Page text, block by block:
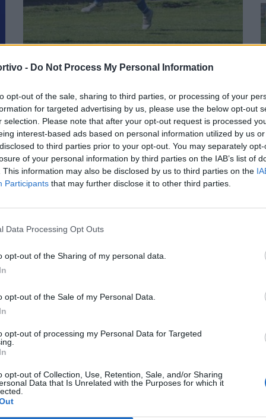
- Do Not Process My Personal Information
opt-out of the sale, sharing to third parties, or processing of your
for targeted advertising by us, please use the below opt-out
selection. Please note that after your opt-out request is processed
interest-based ads based on personal information utilized by us
to third parties prior to your opt-out. You may separately
of your personal information by third parties on the IAB’s list of
This information may also be disclosed by us to third parties on the
Participants that may further disclose it to other third parties.
Data Processing Opt Outs
opt-out of the Sharing of my personal data.
opt-out of the Sale of my Personal Data.
opt-out of processing my Personal Data for Targeted
opt-out of Collection, Use, Retention, Sale, and/or Sharing
Data that Is Unrelated with the Purposes for which it
Il Tavolara si rinforza dall'Eccellenza: preso
Malesa dopo il bomber Balde
23 Lug 2026
Neopromossa in Prima ma con la voglia di scalare ancora
un'altra categoria per tornare ad essere una protagonista
del calcio sardo. Il Tavolara ha vinto il campionato di
Seconda battendo sul filo di…
club»
1 Giu 2026
«Contro l'Antiochense senza
26 Mag 2026